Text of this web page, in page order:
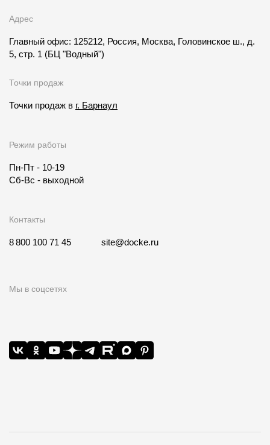
Адрес
Главный офис: 125212, Россия, Москва, Головинское ш., д.
5, стр. 1 (БЦ "Водный")
Точки продаж
Точки продаж в г. Барнаул
Режим работы
Пн-Пт - 10-19
Сб-Вс - выходной
Контакты
8 800 100 71 45 site@docke.ru
Мы в соцсетях